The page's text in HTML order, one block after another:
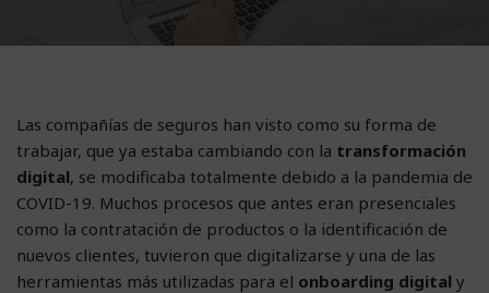
Las compañías de seguros han visto como su forma de
trabajar, que ya estaba cambiando con la transformación
digital, se modificaba totalmente debido a la pandemia de
COVID-19. Muchos procesos que antes eran presenciales
como la contratación de productos o la identificación de
nuevos clientes, tuvieron que digitalizarse y una de las
herramientas más utilizadas para el onboarding digital y